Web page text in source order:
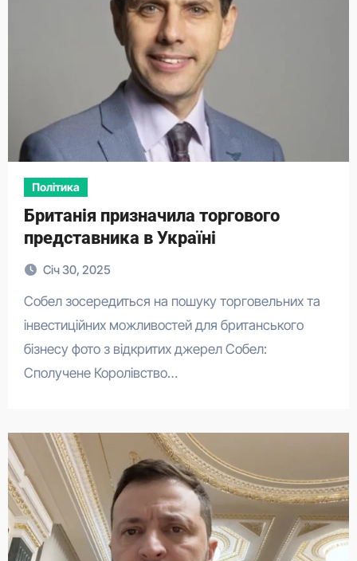
Політика
Британія призначила торгового
представника в Україні
Січ 30, 2025
Собел зосередиться на пошуку торговельних та
інвестиційних можливостей для британського
бізнесу фото з відкритих джерел Собел:
Сполучене Королівство…